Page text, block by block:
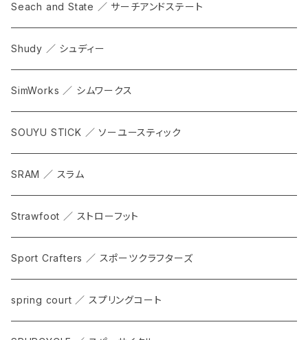
Seach and State ／ サーチアンドステート
Shudy ／ シュディー
SimWorks ／ シムワークス
SOUYU STICK ／ ソーユースティック
SRAM ／ スラム
Strawfoot ／ ストローフット
Sport Crafters ／ スポーツクラフターズ
spring court ／ スプリングコート